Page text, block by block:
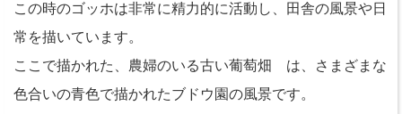
この時のゴッホは非常に精力的に活動し、田舎の風景や日
常を描いています。
ここで描かれた、農婦のいる古い葡萄畑 は、さまざまな
色合いの青色で描かれたブドウ園の風景です。